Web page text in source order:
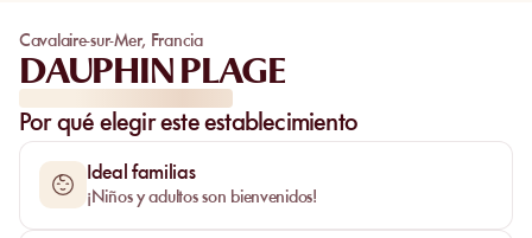
Cavalaire-sur-Mer, Francia
DAUPHIN PLAGE
Por qué elegir este establecimiento
Ideal familias
¡Niños y adultos son bienvenidos!